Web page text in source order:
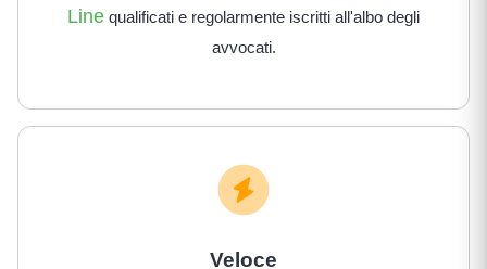
Line qualificati e regolarmente iscritti all'albo degli
avvocati.
Veloce